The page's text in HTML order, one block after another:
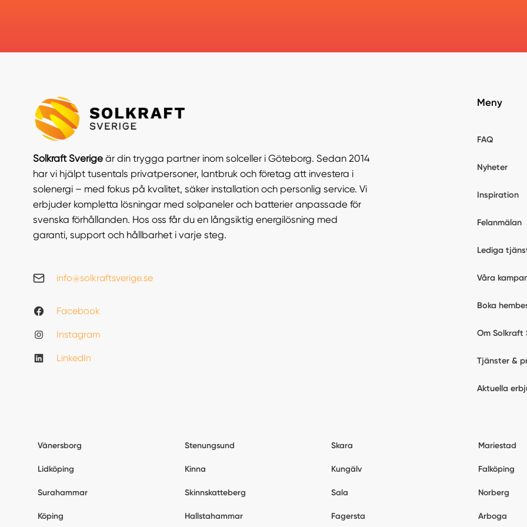
Solkraft Sverige är din trygga partner inom solceller i Göteborg. Sedan 2014
har vi hjälpt tusentals privatpersoner, lantbruk och företag att investera i
solenergi – med fokus på kvalitet, säker installation och personlig service. Vi
erbjuder kompletta lösningar med solpaneler och batterier anpassade för
svenska förhållanden. Hos oss får du en långsiktig energilösning med
garanti, support och hållbarhet i varje steg.
info@solkraftsverige.se
Facebook
Instagram
LinkedIn
Meny
FAQ
Nyheter
Inspiration
Felanmälan
Lediga
Våra
Boka
Om Solkraft
Tjänster &
Aktuella
Vänersborg Stenungsund Skara Mariestad
Lidköping Kinna Kungälv Falköping
Surahammar Skinnskatteberg Sala Norberg
Köping Hallstahammar Fagersta Arboga